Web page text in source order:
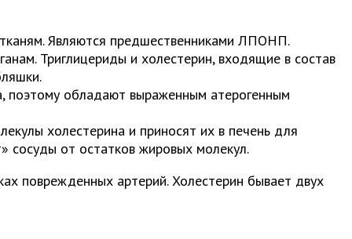
Являются предшественниками ЛПОНП.
Триглицериды и холестерин, входящие в состав
обладают выраженным атерогенным
холестерина и приносят их в печень для
сосуды от остатков жировых молекул.
поврежденных артерий. Холестерин бывает двух